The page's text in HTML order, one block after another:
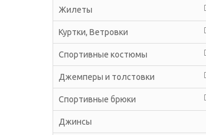
Жилеты
Куртки, Ветровки
Спортивные костюмы
Джемперы и толстовки
Спортивные брюки
Джинсы